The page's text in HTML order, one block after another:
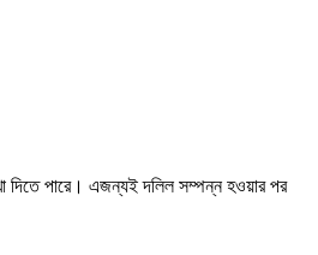
দিতে পারে। এজন্যই দলিল সম্পন্ন হওয়ার পর